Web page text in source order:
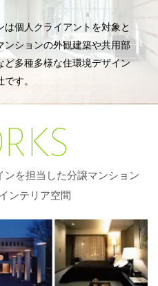
個人クライアントを対象と
ンションの外観建築や共用部
ど多種多様な住環境デザイン
す。
を担当した分譲マンション
ンテリア空間